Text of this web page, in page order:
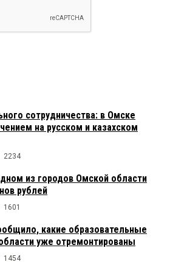
сотрудничества: в Омске
на русском и казахском
2234
из городов Омской области
рублей
1601
какие образовательные
уже отремонтированы
1454